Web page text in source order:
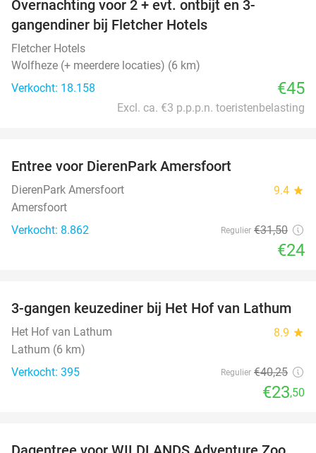
Overnachting voor 2 + evt. ontbijt en 3-
gangendiner bij Fletcher Hotels
Fletcher Hotels
Wolfheze (+ meerdere locaties) (6 km)
Verkocht: 18.158
€45
Excl. ca. €3 p.p.p.n. toeristenbelasting
Entree voor DierenPark Amersfoort
DierenPark Amersfoort 9.4 star
Amersfoort
Verkocht: 8.862
Regulier €31,50
€24
42%
3-gangen keuzediner bij Het Hof van Lathum
Het Hof van Lathum 8.9 star
Lathum (6 km)
Verkocht: 395
Regulier €40,25
€23,50